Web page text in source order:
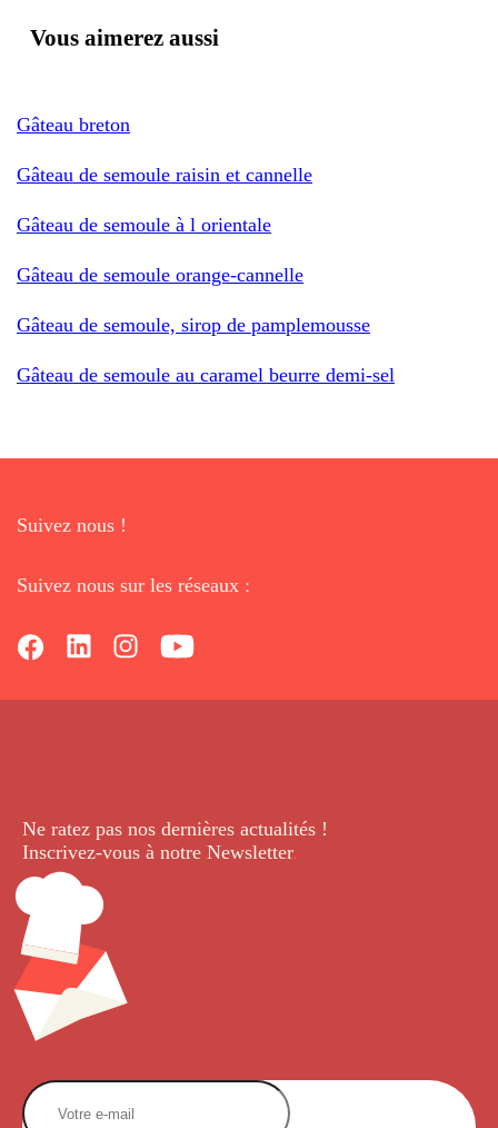
Vous aimerez aussi
Gâteau breton
Gâteau de semoule raisin et cannelle
Gâteau de semoule à l orientale
Gâteau de semoule orange-cannelle
Gâteau de semoule, sirop de pamplemousse
Gâteau de semoule au caramel beurre demi-sel
Suivez nous !
Suivez nous sur les réseaux :
Ne ratez pas nos dernières actualités !
Inscrivez-vous à notre Newsletter.